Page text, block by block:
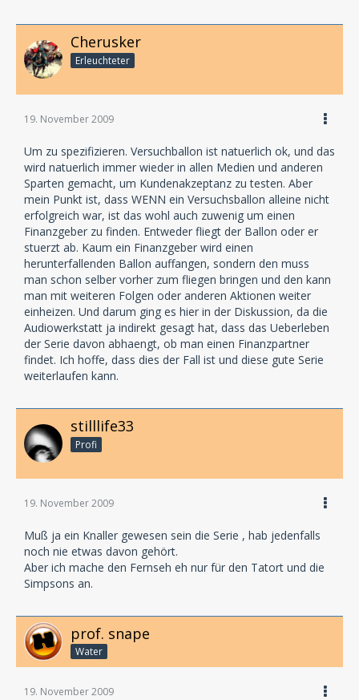
Cherusker
Erleuchteter
19. November 2009
Um zu spezifizieren. Versuchballon ist natuerlich ok, und das
wird natuerlich immer wieder in allen Medien und anderen
Sparten gemacht, um Kundenakzeptanz zu testen. Aber
mein Punkt ist, dass WENN ein Versuchsballon alleine nicht
erfolgreich war, ist das wohl auch zuwenig um einen
Finanzgeber zu finden. Entweder fliegt der Ballon oder er
stuerzt ab. Kaum ein Finanzgeber wird einen
herunterfallenden Ballon auffangen, sondern den muss
man schon selber vorher zum fliegen bringen und den kann
man mit weiteren Folgen oder anderen Aktionen weiter
einheizen. Und darum ging es hier in der Diskussion, da die
Audiowerkstatt ja indirekt gesagt hat, dass das Ueberleben
der Serie davon abhaengt, ob man einen Finanzpartner
findet. Ich hoffe, dass dies der Fall ist und diese gute Serie
weiterlaufen kann.
stilllife33
Profi
19. November 2009
Muß ja ein Knaller gewesen sein die Serie , hab jedenfalls
noch nie etwas davon gehört.
Aber ich mache den Fernseh eh nur für den Tatort und die
Simpsons an.
prof. snape
Water
19. November 2009